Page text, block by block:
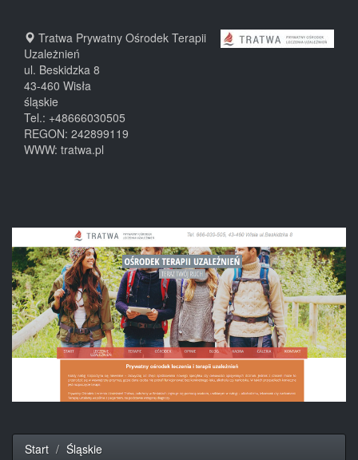
Tratwa Prywatny Ośrodek Terapii
Uzależnień
ul. Beskidzka 8
43-460 Wisła
śląskie
Tel.: +48666030505
REGON: 242899119
WWW: tratwa.pl
Start
Śląskie